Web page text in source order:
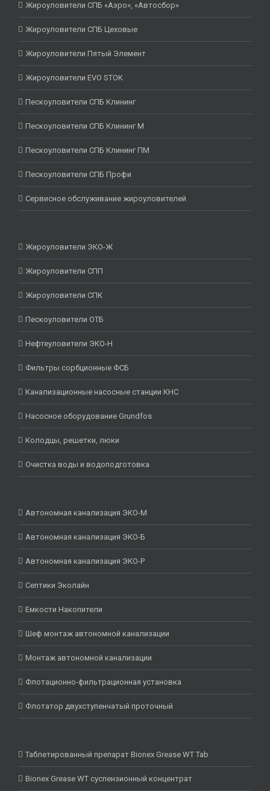
Жироуловители СПБ «Аэро», «Автосбор»
Жироуловители СПБ Цеховые
Жироуловители Пятый Элемент
Жироуловители EVO STOK
Пескоуловители СПБ Клининг
Пескоуловители СПБ Клининг М
Пескоуловители СПБ Клининг ПМ
Пескоуловители СПБ Профи
Сервисное обслуживание жироуловителей
Жироуловители ЭКО-Ж
Жироуловители СПП
Жироуловители СПК
Пескоуловители ОТБ
Нефтеуловители ЭКО-Н
Фильтры сорбционные ФСБ
Канализационные насосные станции КНС
Насосное оборудование Grundfos
Колодцы, решетки, люки
Очистка воды и водоподготовка
Автономная канализация ЭКО-М
Автономная канализация ЭКО-Б
Автономная канализация ЭКО-Р
Септики Эколайн
Емкости Накопители
Шеф монтаж автономной канализации
Монтаж автономной канализации
Флотационно-фильтрационная установка
Флотатор двухступенчатый проточный
Таблетированный препарат Bionex Grease WT Tab
Bionex Grease WT суспензионный концентрат